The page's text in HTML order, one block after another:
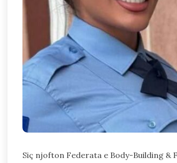
Siç njofton Federata e Body-Building &